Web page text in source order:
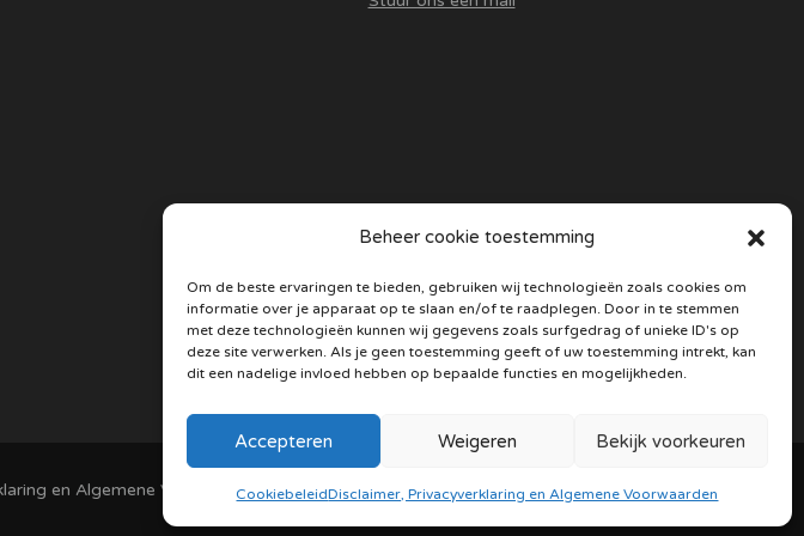
Beheer cookie toestemming
Om de beste ervaringen te bieden, gebruiken wij technologieën zoals cookies om
informatie over je apparaat op te slaan en/of te raadplegen. Door in te stemmen
met deze technologieën kunnen wij gegevens zoals surfgedrag of unieke ID's op
deze site verwerken. Als je geen toestemming geeft of uw toestemming intrekt, kan
dit een nadelige invloed hebben op bepaalde functies en mogelijkheden.
Accepteren Weigeren Bekijk voorkeuren
CookiebeleidDisclaimer, Privacyverklaring en Algemene Voorwaarden
en Algemene Voorwaarden|Cookie beleid